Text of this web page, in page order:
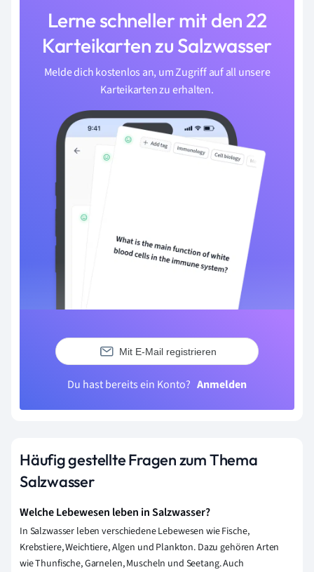
Lerne schneller mit den 22
Karteikarten zu Salzwasser
Melde dich kostenlos an, um Zugriff auf all unsere
Karteikarten zu erhalten.
Mit E-Mail registrieren
Du hast bereits ein Konto? Anmelden
Häufig gestellte Fragen zum Thema
Salzwasser
Welche Lebewesen leben in Salzwasser?
In Salzwasser leben verschiedene Lebewesen wie Fische,
Krebstiere, Weichtiere, Algen und Plankton. Dazu gehören Arten
wie Thunfische, Garnelen, Muscheln und Seetang. Auch